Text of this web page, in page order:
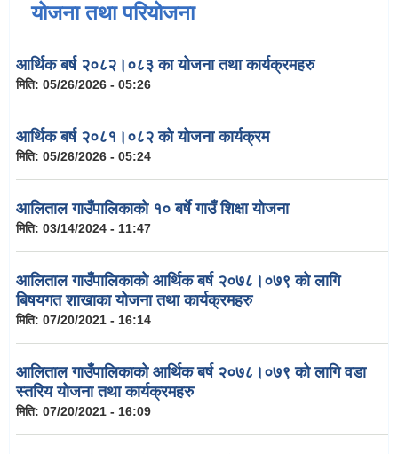
योजना तथा परियोजना
आर्थिक बर्ष २०८२।०८३ का योजना तथा कार्यक्रमहरु
मिति: 05/26/2026 - 05:26
आर्थिक बर्ष २०८१।०८२ को योजना कार्यक्रम
मिति: 05/26/2026 - 05:24
आलिताल गाउँपालिकाको १० बर्षे गाउँ शिक्षा योजना
मिति: 03/14/2024 - 11:47
आलिताल गाउँपालिकाको आर्थिक बर्ष २०७८।०७९ को लागि
बिषयगत शाखाका योजना तथा कार्यक्रमहरु
मिति: 07/20/2021 - 16:14
आलिताल गाउँपालिकाको आर्थिक बर्ष २०७८।०७९ को लागि वडा
स्तरिय योजना तथा कार्यक्रमहरु
मिति: 07/20/2021 - 16:09